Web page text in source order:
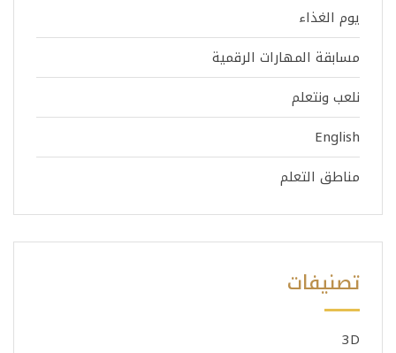
يوم الغذاء
مسابقة المهارات الرقمية
نلعب ونتعلم
English
مناطق التعلم
تصنيفات
3D